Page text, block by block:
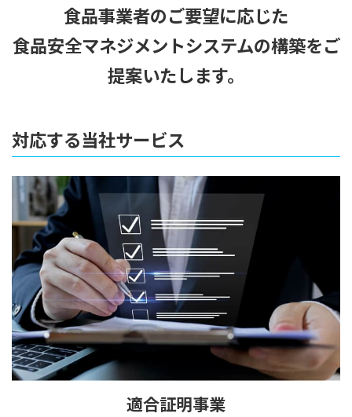
食品事業者のご要望に応じた
食品安全マネジメントシステムの構築をご
提案いたします。
対応する当社サービス
適合証明事業